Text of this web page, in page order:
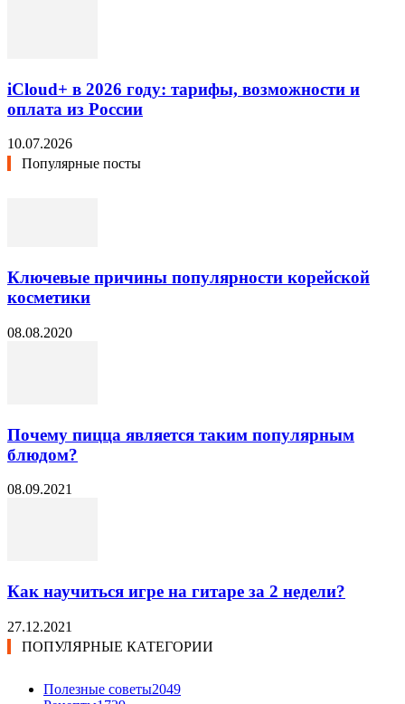
iCloud+ в 2026 году: тарифы, возможности и
оплата из России
10.07.2026
Популярные посты
Ключевые причины популярности корейской
косметики
08.08.2020
Почему пицца является таким популярным
блюдом?
08.09.2021
Как научиться игре на гитаре за 2 недели?
27.12.2021
ПОПУЛЯРНЫЕ КАТЕГОРИИ
Полезные советы2049